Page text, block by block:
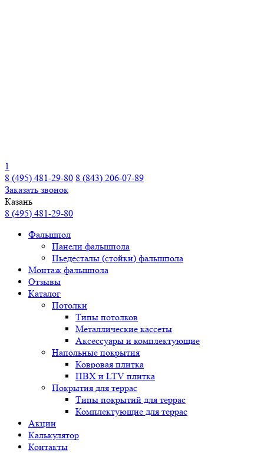
1
8 (495) 481-29-80 8 (843) 206-07-89
Заказать звонок
Казань
8 (495) 481-29-80
Фальшпол
Панели фальшпола
Пьедесталы (стойки) фальшпола
Монтаж фальшпола
Отзывы
Каталог
Потолки
Типы потолков
Металлические кассеты
Аксессуары и комплектующие
Напольные покрытия
Ковровая плитка
ПВХ и LTV плитка
Покрытия для террас
Типы покрытий для террас
Комплектующие для террас
Акции
Калькулятор
Контакты